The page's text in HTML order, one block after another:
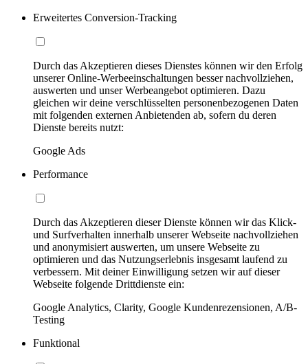
Erweitertes Conversion-Tracking
Durch das Akzeptieren dieses Dienstes können wir den Erfolg
unserer Online-Werbeeinschaltungen besser nachvollziehen,
auswerten und unser Werbeangebot optimieren. Dazu
gleichen wir deine verschlüsselten personenbezogenen Daten
mit folgenden externen Anbietenden ab, sofern du deren
Dienste bereits nutzt:
Google Ads
Performance
Durch das Akzeptieren dieser Dienste können wir das Klick-
und Surfverhalten innerhalb unserer Webseite nachvollziehen
und anonymisiert auswerten, um unsere Webseite zu
optimieren und das Nutzungserlebnis insgesamt laufend zu
verbessern. Mit deiner Einwilligung setzen wir auf dieser
Webseite folgende Drittdienste ein:
Google Analytics, Clarity, Google Kundenrezensionen, A/B-
Testing
Funktional